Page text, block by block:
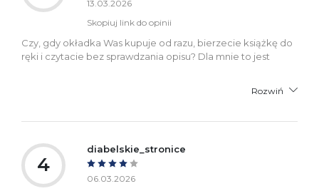
13.03.2026
Skopiuj link do opinii
Czy, gdy okładka Was kupuje od razu, bierzecie książkę do
ręki i czytacie bez sprawdzania opisu? Dla mnie to jest
Rozwiń
4
diabelskie_stronice
06.03.2026